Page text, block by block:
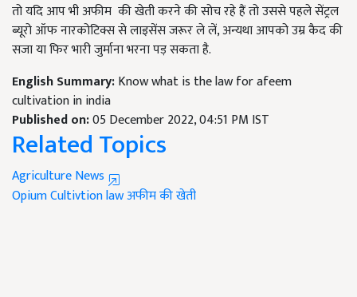
तो यदि आप भी अफीम की खेती करने की सोच रहे हैं तो उससे पहले सेंट्रल
ब्यूरो ऑफ नारकोटिक्स से लाइसेंस जरूर ले लें, अन्यथा आपको उम्र कैद की
सजा या फिर भारी जुर्माना भरना पड़ सकता है.
English Summary:Know what is the law for afeem
cultivation in india
Published on:05 December 2022, 04:51 PM IST
Related Topics
Agriculture News
Opium Cultivtion lawअफीम की खेती